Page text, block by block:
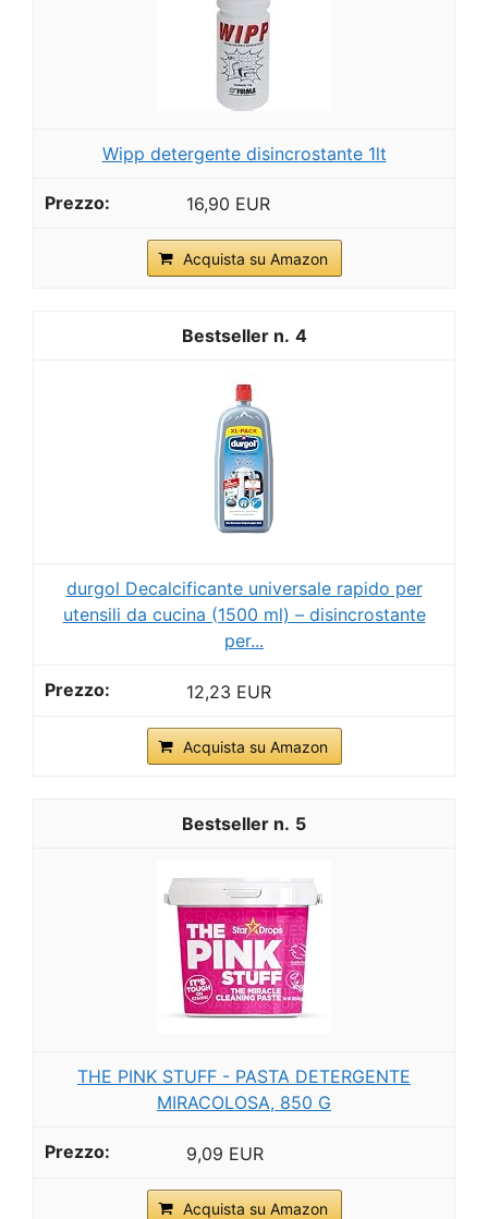
Wipp detergente disincrostante 1lt
16,90 EUR
Acquista su Amazon
4
durgol Decalcificante universale rapido per
utensili da cucina (1500 ml) – disincrostante
per...
12,23 EUR
Acquista su Amazon
5
THE PINK STUFF - PASTA DETERGENTE
MIRACOLOSA, 850 G
9,09 EUR
Acquista su Amazon